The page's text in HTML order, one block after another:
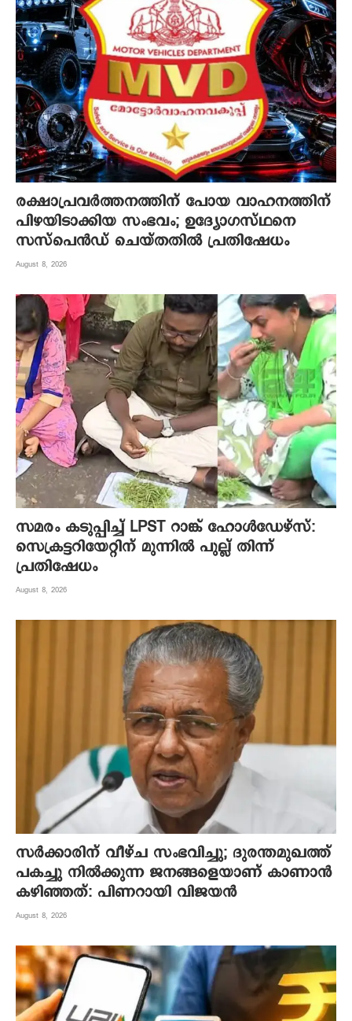
രക്ഷാപ്രവർത്തനത്തിന് പോയ വാഹനത്തിന്
പിഴയിടാക്കിയ സംഭവം; ഉദ്യോഗസ്ഥനെ
സസ്പെൻഡ് ചെയ്തതിൽ പ്രതിഷേധം
August 8, 2026
സമരം കടുപ്പിച്ച് LPST റാങ്ക് ഹോൾഡേഴ്സ്:
സെക്രട്ടറിയേറ്റിന് മുന്നിൽ പുല്ല് തിന്ന്
പ്രതിഷേധം
August 8, 2026
സർക്കാരിന് വീഴ്ച സംഭവിച്ചു; ദുരന്തമുഖത്ത്
പകച്ചു നിൽക്കുന്ന ജനങ്ങളെയാണ് കാണാൻ
കഴിഞ്ഞത്: പിണറായി വിജയൻ
August 8, 2026